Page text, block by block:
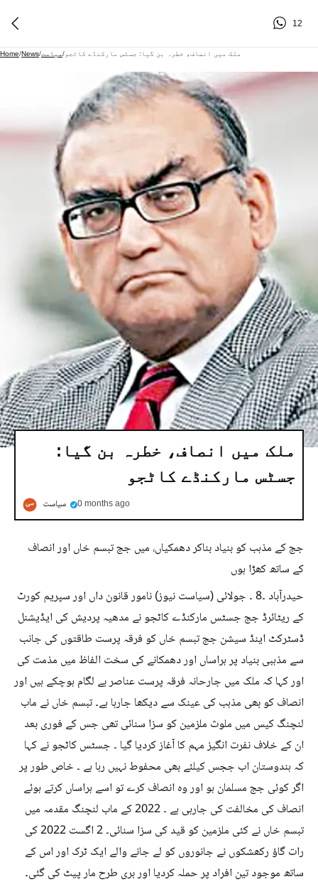
12
Home/News/سیاست/ملک میں انصاف، خطرہ بن گیا: جسٹس مارکنڈے کاٹجو
ملک میں انصاف، خطرہ بن گیا:
جسٹس مارکنڈے کاٹجو
سیاست 0 months ago
جج کے مذہب کو بنیاد بناکر دھمکیاں، میں جج تبسم خاں اور انصاف
کے ساتھ کھڑا ہوں
حیدرآباد ۔8 ۔ جولائی (سیاست نیوز) نامور قانون داں اور سپریم کورٹ
کے ریٹائرڈ جج جسٹس مارکنڈے کاٹجو نے مدھیہ پردیش کی ایڈیشنل
ڈسٹرکٹ اینڈ سیشن جج تبسم خاں کو فرقہ پرست طاقتوں کی جانب
سے مذہبی بنیاد پر ہراساں اور دھمکانے کی سخت الفاظ میں مذمت کی
اور کہا کہ ملک میں جارحانہ فرقہ پرست عناصر بے لگام ہوچکے ہیں اور
انصاف کو بھی مذہب کی عینک سے دیکھا جارہا ہے۔ تبسم خاں نے ماب
لنچنگ کیس میں ملوث ملزمین کو سزا سنائی تھی جس کے فوری بعد
ان کے خلاف نفرت انگیز مہم کا آغاز کردیا گیا ۔ جسٹس کاٹجو نے کہا
کہ ہندوستان اب ججس کیلئے بھی محفوط نہیں رہا ہے ۔ خاص طور پر
اگر کوئی جج مسلمان ہو اور وہ انصاف کرے تو اسے ہراساں کرتے ہوئے
انصاف کی مخالفت کی جارہی ہے ۔ 2022 کے ماب لنچنگ مقدمہ میں
تبسم خاں نے کئی ملزمین کو قید کی سزا سنائی۔ 2 اگست 2022 کی
رات گاؤ رکھشکوں نے جانوروں کو لے جانے والے ایک ٹرک اور اس کے
ساتھ موجود تین افراد پر حملہ کردیا اور بری طرح مار پیٹ کی گئی۔